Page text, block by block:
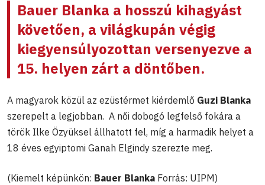
Bauer Blanka a hosszú kihagyást
követően, a világkupán végig
kiegyensúlyozottan versenyezve a
15. helyen zárt a döntőben.
A magyarok közül az ezüstérmet kiérdemlő Guzi Blanka
szerepelt a legjobban. A női dobogó legfelső fokára a
török Ilke Özyüksel állhatott fel, míg a harmadik helyet a
18 éves egyiptomi Ganah Elgindy szerezte meg.
(Kiemelt képünkön: Bauer Blanka Forrás: UIPM)